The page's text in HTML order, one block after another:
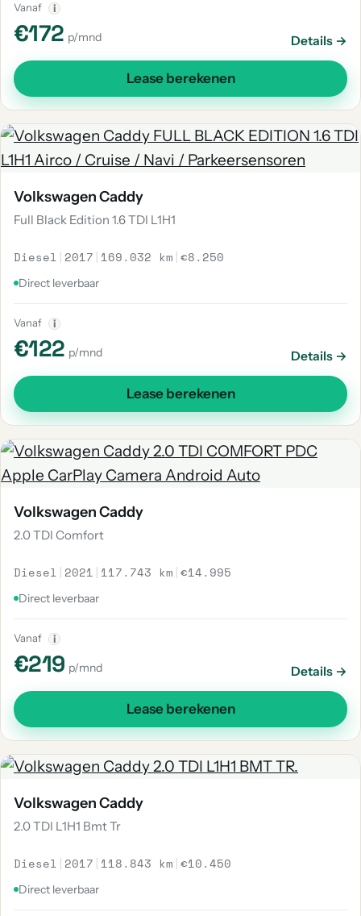
Vanaf i
€172 p/mnd Details →
Lease berekenen
Volkswagen Caddy
Full Black Edition 1.6 TDI L1H1
Diesel | 2017 | 169.032 km |€8.250
Direct leverbaar
Vanaf i
€122 p/mnd Details →
Lease berekenen
Volkswagen Caddy
2.0 TDI Comfort
Diesel | 2021 | 117.743 km |€14.995
Direct leverbaar
Vanaf i
€219 p/mnd Details →
Lease berekenen
Volkswagen Caddy
2.0 TDI L1H1 Bmt Tr
Diesel | 2017 | 118.843 km |€10.450
Direct leverbaar